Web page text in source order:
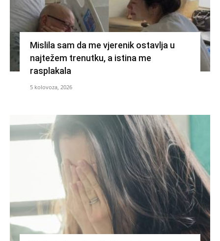
Mislila sam da me vjerenik ostavlja u
najtežem trenutku, a istina me
rasplakala
5 kolovoza, 2026